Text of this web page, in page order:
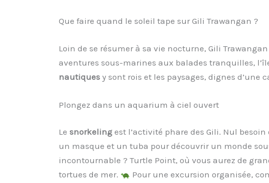
Que faire quand le soleil tape sur Gili Trawangan ?
Loin de se résumer à sa vie nocturne, Gili
aventures sous-marines aux balades tranquilles,
nautiquesy sont rois et les paysages, dignes d’une
Plongez dans un aquarium à ciel ouvert
Le snorkelingest l’activité phare des Gili. Nul
un masque et un tuba pour découvrir un monde
incontournable ? Turtle Point, où vous aurez de
tortues de mer.
Pour une excursion organisée,